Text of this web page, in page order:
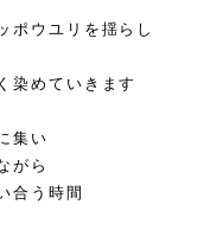
ポウユリを揺らし
染めていきます
集い
がら
合う時間